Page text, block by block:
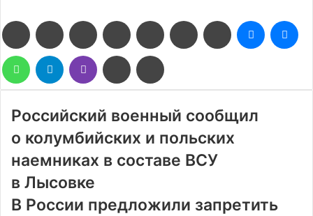
FacebookTwitter LinkedIn Pinterest Reddit ВконтактеОдноклассники
Messenger
WhatsAppTelegram Viber
Поделиться
через
электронную
Российский военный сообщил
о колумбийских и польских
наемниках в составе ВСУ
в Лысовке
В России предложили запретить